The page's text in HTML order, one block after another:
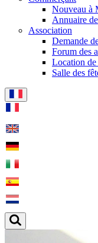
Nouveau à
Annuaire
Association
Demande
Forum des
Location de
Salle des